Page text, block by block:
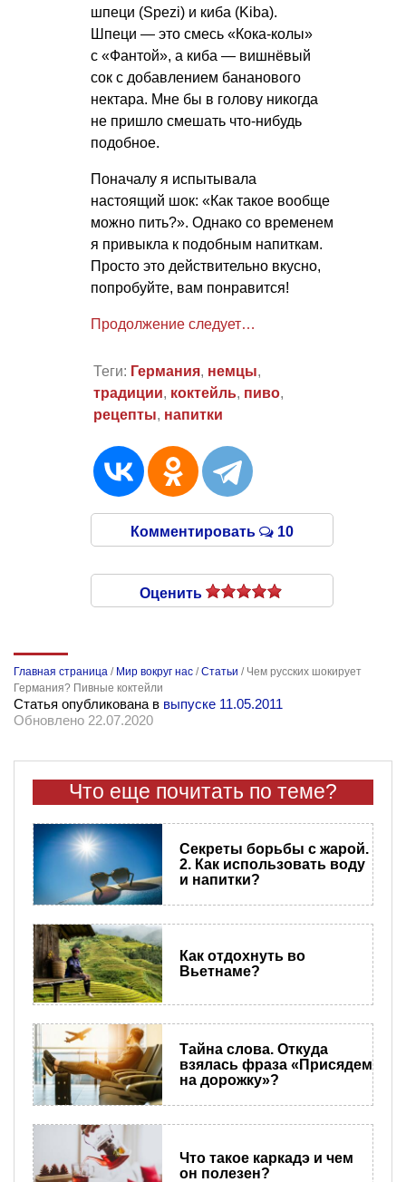
шпеци (Spezi) и киба (Kiba).
Шпеци — это смесь «Кока-колы»
с «Фантой», а киба — вишнёвый
сок с добавлением бананового
нектара. Мне бы в голову никогда
не пришло смешать что-нибудь
подобное.
Поначалу я испытывала
настоящий шок: «Как такое вообще
можно пить?». Однако со временем
я привыкла к подобным напиткам.
Просто это действительно вкусно,
попробуйте, вам понравится!
Продолжение следует…
Теги: Германия, немцы,
традиции, коктейль, пиво,
рецепты, напитки
Комментировать 10
Оценить
Главная страница / Мир вокруг нас /Статьи / Чем русских шокирует
Германия? Пивные коктейли
Статья опубликована в выпуске 11.05.2011
Обновлено 22.07.2020
Что еще почитать по теме?
Секреты борьбы с жарой.
2. Как использовать воду
и напитки?
Как отдохнуть во
Вьетнаме?
Тайна слова. Откуда
взялась фраза «Присядем
на дорожку»?
Что такое каркадэ и чем
он полезен?